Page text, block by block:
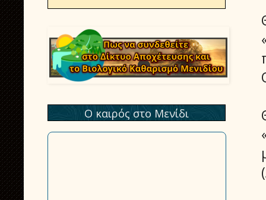
Ο καιρός στο Μενίδι